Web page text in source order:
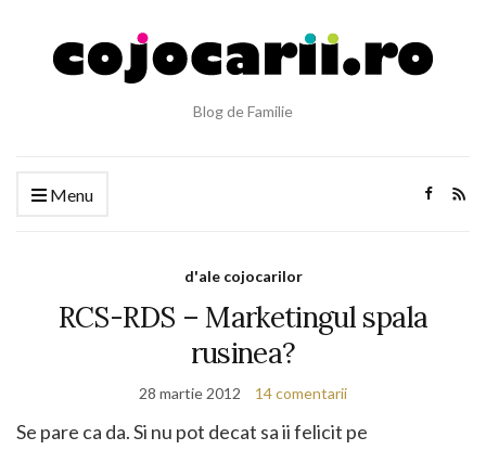
Blog de Familie
Menu
d'ale cojocarilor
RCS-RDS – Marketingul spala
rusinea?
28 martie 2012 14 comentarii
Se pare ca da. Si nu pot decat sa ii felicit pe